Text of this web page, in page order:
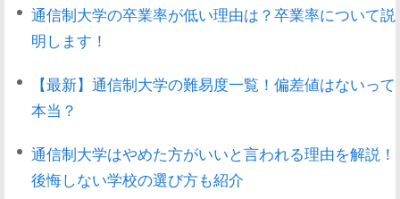
通信制大学の卒業率が低い理由は？卒業率について説
明します！
【最新】通信制大学の難易度一覧！偏差値はないって
本当？
通信制大学はやめた方がいいと言われる理由を解説！
後悔しない学校の選び方も紹介